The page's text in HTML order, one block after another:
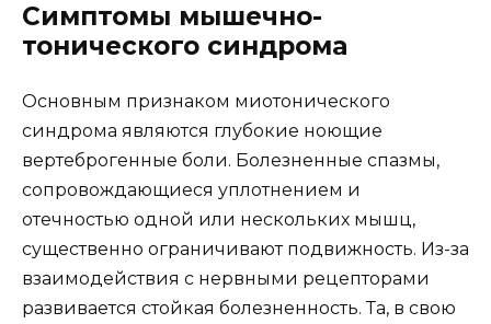
Симптомы мышечно-
тонического синдрома
Основным признаком миотонического
синдрома являются глубокие ноющие
вертеброгенные боли. Болезненные спазмы,
сопровождающиеся уплотнением и
отечностью одной или нескольких мышц,
существенно ограничивают подвижность. Из-за
взаимодействия с нервными рецепторами
развивается стойкая болезненность. Та, в свою